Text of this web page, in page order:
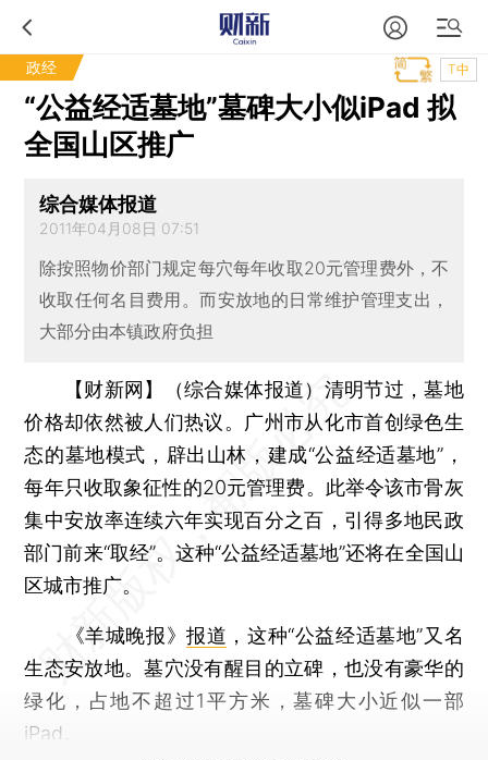
政经 T中
“公益经适墓地”墓碑大小似iPad 拟
全国山区推广
综合媒体报道
2011年04月08日 07:51
除按照物价部门规定每穴每年收取20元管理费外，不
收取任何名目费用。而安放地的日常维护管理支出，
大部分由本镇政府负担
【财新网】（综合媒体报道） 清明节过，墓地
价格却依然被人们热议。广州市从化市首创绿色生
态的墓地模式，辟出山林，建成“公益经适墓地”，
每年只收取象征性的20元管理费。此举令该市骨灰
集中安放率连续六年实现百分之百，引得多地民政
部门前来“取经”。这种“公益经适墓地”还将在全国山
区城市推广。
《羊城晚报》报道 ，这种“公益经适墓地”又名
生态安放地。墓穴没有醒目的立碑，也没有豪华的
绿化，占地不超过1平方米，墓碑大小近似一部
iPad。